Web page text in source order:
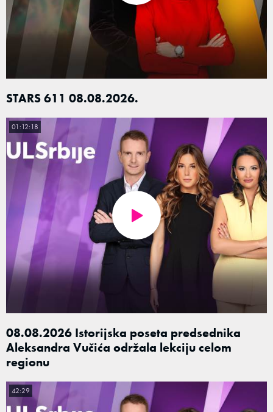
STARS 611 08.08.2026.
08.08.2026 Istorijska poseta predsednika
Aleksandra Vučića održala lekciju celom
regionu
01:12:18
42:29